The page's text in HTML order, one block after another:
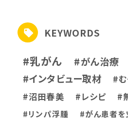
KEYWORDS
#乳がん #がん治療
#インタビュー取材
#
#沼田春美
#レシピ #
#リンパ浮腫
#がん患者を